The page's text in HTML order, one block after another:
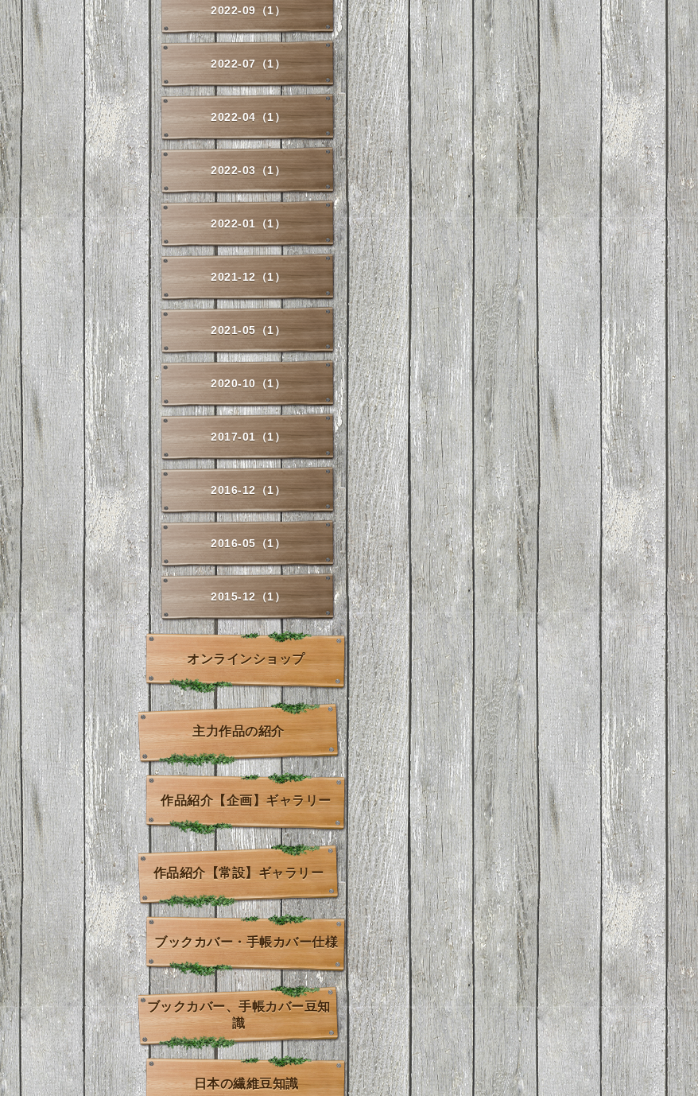
2022-09（1）
2022-07（1）
2022-04（1）
2022-03（1）
2022-01（1）
2021-12（1）
2021-05（1）
2020-10（1）
2017-01（1）
2016-12（1）
2016-05（1）
2015-12（1）
オンラインショップ
主力作品の紹介
作品紹介【企画】ギャラリー
作品紹介【常設】ギャラリー
ブックカバー・手帳カバー仕様
ブックカバー、手帳カバー豆知
識
日本の繊維豆知識